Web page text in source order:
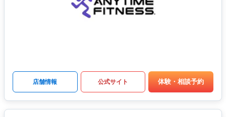
店舗情報 公式サイト 体験・相談予約